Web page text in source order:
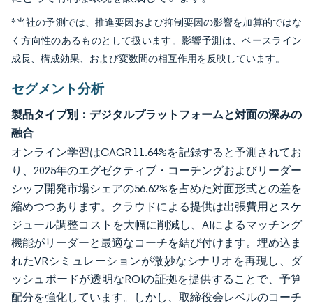
*当社の予測では、推進要因および抑制要因の影響を加算的ではな
く方向性のあるものとして扱います。影響予測は、ベースライン
成長、構成効果、および変数間の相互作用を反映しています。
セグメント分析
製品タイプ別：デジタルプラットフォームと対面の深みの
融合
オンライン学習はCAGR 11.64%を記録すると予測されてお
り、2025年のエグゼクティブ・コーチングおよびリーダー
シップ開発市場シェアの56.62%を占めた対面形式との差を
縮めつつあります。クラウドによる提供は出張費用とスケ
ジュール調整コストを大幅に削減し、AIによるマッチング
機能がリーダーと最適なコーチを結び付けます。埋め込ま
れたVRシミュレーションが微妙なシナリオを再現し、ダ
ッシュボードが透明なROIの証拠を提供することで、予算
配分を強化しています。しかし、取締役会レベルのコーチ